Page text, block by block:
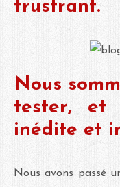
frustrant.
Nous
tester, et
inédite et
Nous avons passé